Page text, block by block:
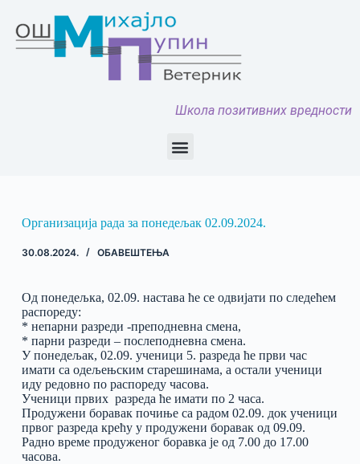
Школа позитивних вредности
Организација рада за понедељак 02.09.2024.
30.08.2024. ОБАВЕШТЕЊА
Од понедељка, 02.09. настава ће се одвијати по следећем
распореду:
* непарни разреди -преподневна смена,
* парни разреди – послеподневна смена.
У понедељак, 02.09. ученици 5. разреда ће први час
имати са одељењским старешинама, а остали ученици
иду редовно по распореду часова.
Ученици првих разреда ће имати по 2 часа.
Продужени боравак почиње са радом 02.09. док ученици
првог разреда крећу у продужени боравак од 09.09.
Радно време продуженог боравка је од 7.00 до 17.00
часова.